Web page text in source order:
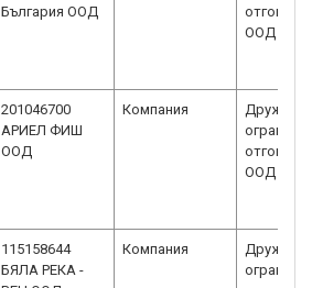
България ООД
ООД
201046700
АРИЕЛ ФИШ
ООД
Компания
ООД
115158644
БЯЛА РЕКА -
Компания